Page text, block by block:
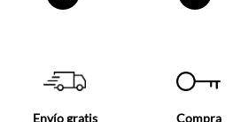
Envío gratis
Compra